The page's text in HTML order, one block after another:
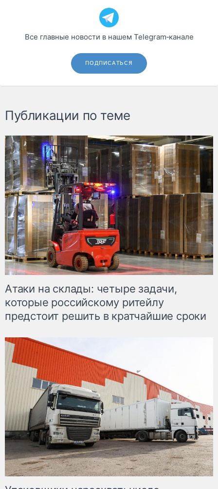
Все главные новости в нашем Telegram‑канале
ПОДПИСАТЬСЯ
Публикации по теме
Атаки на склады: четыре задачи,
которые российскому ритейлу
предстоит решить в кратчайшие сроки